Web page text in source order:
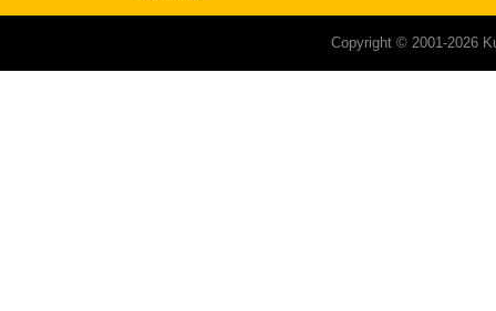
Copyright © 2001-2026